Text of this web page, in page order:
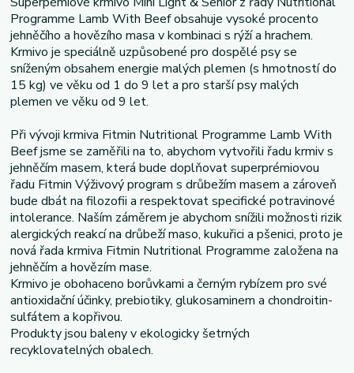
Programme Lamb With Beef obsahuje vysoké procento
jehněčího a hovězího masa v kombinaci s rýží a hrachem.
Krmivo je speciálně uzpůsobené pro dospělé psy se
sníženým obsahem energie malých plemen (s hmotností do
15 kg) ve věku od 1 do 9 let a pro starší psy malých
plemen ve věku od 9 let.
Při vývoji krmiva Fitmin Nutritional Programme Lamb With
Beef jsme se zaměřili na to, abychom vytvořili řadu krmiv s
jehněčím masem, která bude doplňovat superprémiovou
řadu Fitmin Výživový program s drůbežím masem a zároveň
bude dbát na filozofii a respektovat specifické potravinové
intolerance. Naším záměrem je abychom snížili možnosti rizik
alergických reakcí na drůbeží maso, kukuřici a pšenici, proto je
nová řada krmiva Fitmin Nutritional Programme založena na
jehněčím a hovězím mase.
Krmivo je obohaceno borůvkami a černým rybízem pro své
antioxidační účinky, prebiotiky, glukosaminem a chondroitin-
sulfátem a kopřivou.
Produkty jsou baleny v ekologicky šetrných
recyklovatelných obalech.